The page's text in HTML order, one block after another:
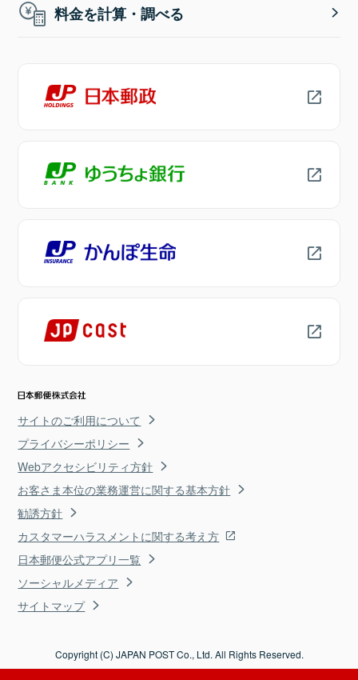
料金を計算・調べる
サイトのご利用について
プライバシーポリシー
Webアクセシビリティ方針
お客さま本位の業務運営に関する基本方針
勧誘方針
カスタマーハラスメントに関する考え方
日本郵便公式アプリ一覧
ソーシャルメディア
サイトマップ
Copyright (C) JAPAN POST Co., Ltd. All Rights Reserved.